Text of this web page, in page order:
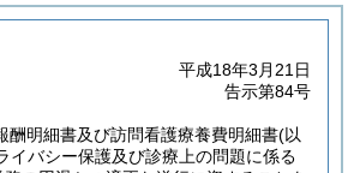
平成18年3月21日
告示第84号
酬明細書及び訪問看護療養費明細書(以
イバシー保護及び診療上の問題に係る